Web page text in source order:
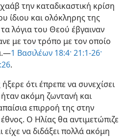
την καταδικαστική κρίση
ίδιου και ολόκληρης της
λόγια του Θεού έβγαιναν
με τον τρόπο με τον οποίο
1 Βασιλέων 18:4· 21:1-26·
.
ότι έπρεπε να συνεχίσει
ακόμη ζωντανή και
επιρροή της στην
Ο Ηλίας θα αντιμετώπιζε
είχε να διδάξει πολλά ακόμη